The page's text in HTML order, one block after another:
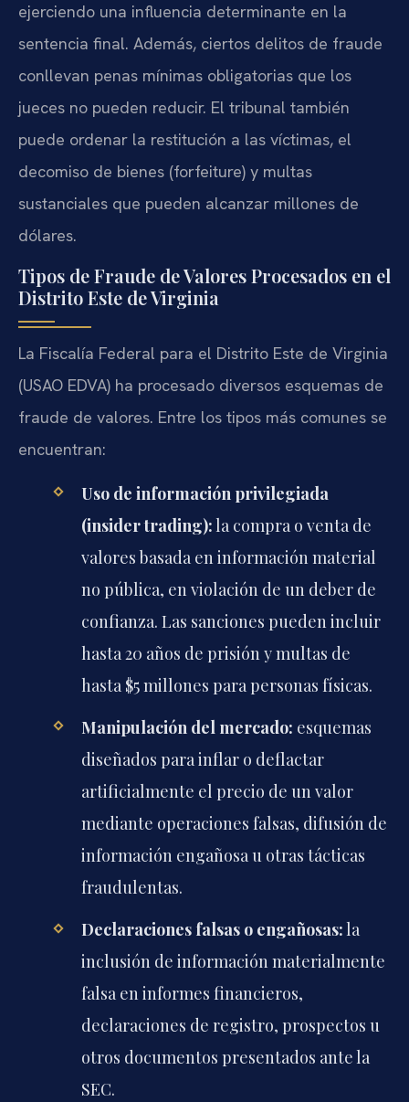
ejerciendo una influencia determinante en la
sentencia final. Además, ciertos delitos de fraude
conllevan penas mínimas obligatorias que los
jueces no pueden reducir. El tribunal también
puede ordenar la restitución a las víctimas, el
decomiso de bienes (forfeiture) y multas
sustanciales que pueden alcanzar millones de
dólares.
Tipos de Fraude de Valores Procesados en el
Distrito Este de Virginia
La Fiscalía Federal para el Distrito Este de Virginia
(USAO EDVA) ha procesado diversos esquemas de
fraude de valores. Entre los tipos más comunes se
encuentran:
Uso de información privilegiada
(insider trading):la compra o venta de
valores basada en información material
no pública, en violación de un deber de
confianza. Las sanciones pueden incluir
hasta 20 años de prisión y multas de
hasta $5 millones para personas físicas.
Manipulación del mercado: esquemas
diseñados para inflar o deflactar
artificialmente el precio de un valor
mediante operaciones falsas, difusión de
información engañosa u otras tácticas
fraudulentas.
Declaraciones falsas o engañosas:la
inclusión de información materialmente
falsa en informes financieros,
declaraciones de registro, prospectos u
otros documentos presentados ante la
SEC.